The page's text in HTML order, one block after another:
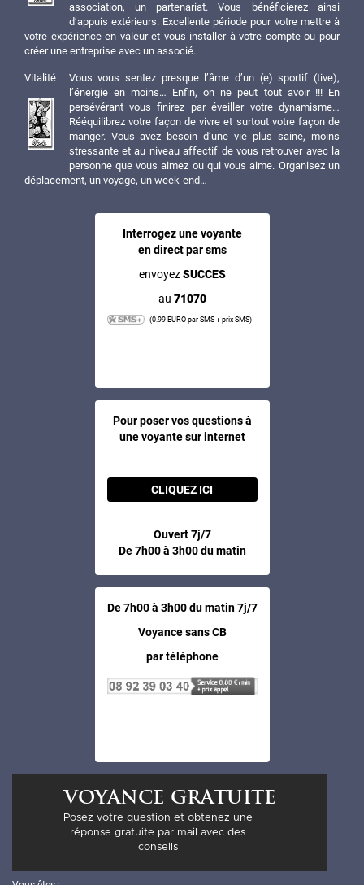
association, un partenariat. Vous bénéficierez ainsi
d’appuis extérieurs. Excellente période pour votre mettre à
votre expérience en valeur et vous installer à votre compte ou pour
créer une entreprise avec un associé.
Vitalité
Vous vous sentez presque l’âme d’un (e) sportif (tive),
l’énergie en moins… Enfin, on ne peut tout avoir !!! En
persévérant vous finirez par éveiller votre dynamisme…
Rééquilibrez votre façon de vivre et surtout votre façon de
manger. Vous avez besoin d’une vie plus saine, moins
stressante et au niveau affectif de vous retrouver avec la
personne que vous aimez ou qui vous aime. Organisez un
déplacement, un voyage, un week-end…
Interrogez une voyante
en direct par sms
envoyezSUCCES
au 71070
(0.99 EURO par SMS + prix SMS)
Pour poser vos questions à
une voyante sur internet
CLIQUEZ ICI
Ouvert 7j/7
De 7h00 à 3h00 du matin
De 7h00 à 3h00 du matin 7j/7
Voyance sans CB
par téléphone
Voyance gratuite
Posez votre question et obtenez une
réponse gratuite par mail avec des
conseils